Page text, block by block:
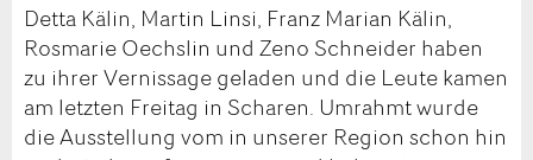
Detta Kälin, Martin Linsi, Franz Marian Kälin,
Rosmarie Oechslin und Zeno Schneider haben
zu ihrer Vernissage geladen und die Leute kamen
am letzten Freitag in Scharen. Umrahmt wurde
die Ausstellung vom in unserer Region schon hin